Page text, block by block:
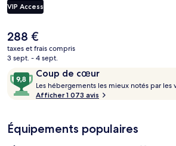
internationale servies dans l'établissement
ouvert au moment du déjeuner et du dîner.
salle de fitness. Les autres voyageurs ne
qui concerne le personnel attentionné et le
Les transports publics se situent à une courte
Station de métro Peel est à 3 min et Station
min.
VIP Access
Le
prix
actuel
de
288 €.
288 €
taxes et frais compris
3 sept. - 4 sept.
Avis
voyageurs
Coup de cœur
9,8
sur
10,
cœur
Les hébergements les mieux notés par les
Afficher 1 073 avis
Équipements populaires